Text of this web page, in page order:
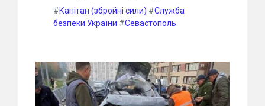
#Капітан (збройні сили) #Служба
безпеки України #Севастополь